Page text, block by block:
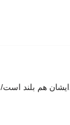
هم بلند است/